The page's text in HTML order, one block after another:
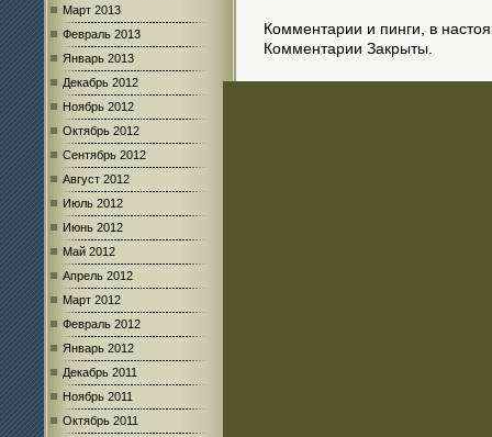
Март 2013
Февраль 2013
Январь 2013
Декабрь 2012
Ноябрь 2012
Октябрь 2012
Сентябрь 2012
Август 2012
Июль 2012
Июнь 2012
Май 2012
Апрель 2012
Март 2012
Февраль 2012
Январь 2012
Декабрь 2011
Ноябрь 2011
Октябрь 2011
Комментарии и пинги, в
Комментарии Закрыты.